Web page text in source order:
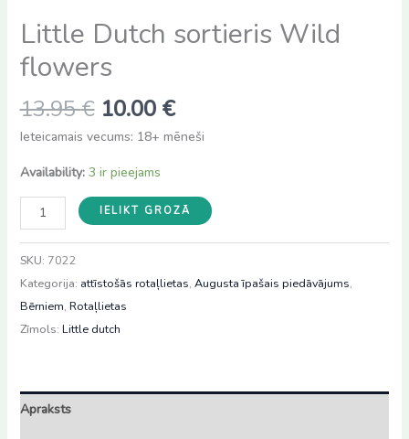
Little Dutch sortieris Wild
flowers
13.95€ Original
price
13.95 €.
10.00 €Current
price
Ieteicamais vecums: 18+ mēneši
Availability: 3 ir pieejams
Little
Dutch
sortieris
Wild
flowers
daudzums
IELIKT GROZĀ
SKU: 7022
Kategorija: attīstošās rotaļlietas, Augusta īpašais piedāvājums,
Bērniem, Rotaļlietas
Zīmols: Little dutch
Apraksts